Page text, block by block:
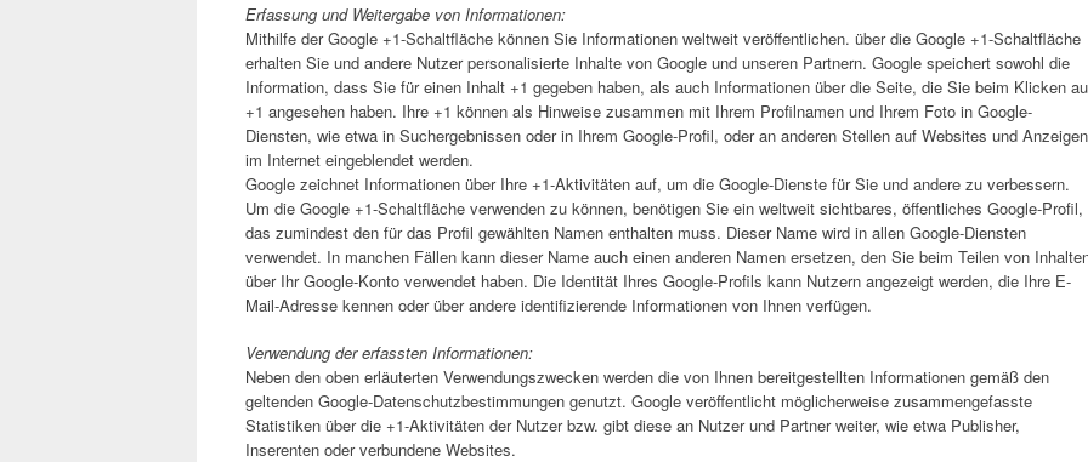
Erfassung und Weitergabe von Informationen:
Mithilfe der Google +1-Schaltfläche können Sie Informationen weltweit veröffentlichen. über die Google +1-Schaltfläche
erhalten Sie und andere Nutzer personalisierte Inhalte von Google und unseren Partnern. Google speichert sowohl die
Information, dass Sie für einen Inhalt +1 gegeben haben, als auch Informationen über die Seite, die Sie beim Klicken
+1 angesehen haben. Ihre +1 können als Hinweise zusammen mit Ihrem Profilnamen und Ihrem Foto in Google-
Diensten, wie etwa in Suchergebnissen oder in Ihrem Google-Profil, oder an anderen Stellen auf Websites und Anzeigen
im Internet eingeblendet werden.
Google zeichnet Informationen über Ihre +1-Aktivitäten auf, um die Google-Dienste für Sie und andere zu verbessern.
Um die Google +1-Schaltfläche verwenden zu können, benötigen Sie ein weltweit sichtbares, öffentliches Google-Profil,
das zumindest den für das Profil gewählten Namen enthalten muss. Dieser Name wird in allen Google-Diensten
verwendet. In manchen Fällen kann dieser Name auch einen anderen Namen ersetzen, den Sie beim Teilen von
über Ihr Google-Konto verwendet haben. Die Identität Ihres Google-Profils kann Nutzern angezeigt werden, die Ihre E-
Mail-Adresse kennen oder über andere identifizierende Informationen von Ihnen verfügen.
Verwendung der erfassten Informationen:
Neben den oben erläuterten Verwendungszwecken werden die von Ihnen bereitgestellten Informationen gemäß den
geltenden Google-Datenschutzbestimmungen genutzt. Google veröffentlicht möglicherweise zusammengefasste
Statistiken über die +1-Aktivitäten der Nutzer bzw. gibt diese an Nutzer und Partner weiter, wie etwa Publisher,
Inserenten oder verbundene Websites.